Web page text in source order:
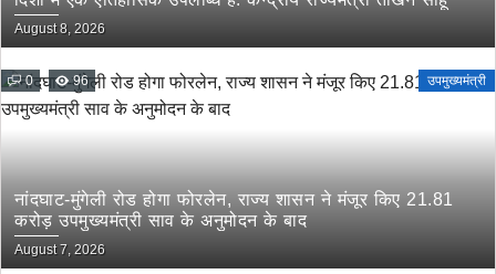
August 8, 2026
0 96 उपमुख्यमंत्री
नांदघाट-मुंगेली रोड होगा फोरलेन, राज्य शासन ने मंजूर किए 21.81
करोड़ उपमुख्यमंत्री साव के अनुमोदन के बाद
August 7, 2026